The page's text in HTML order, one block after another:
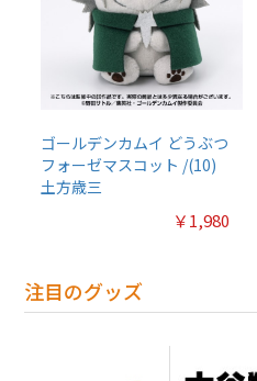
ゴールデンカムイ どうぶつ
フォーゼマスコット /(10)
土方歳三
￥1,980
注目のグッズ